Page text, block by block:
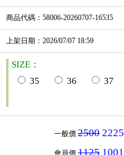
商品代碼 ：58006-20260707-16535
上架日期 ：2026/07/07 18:59
SIZE：
35
36 37
一般價 2500 2225
1125 1001